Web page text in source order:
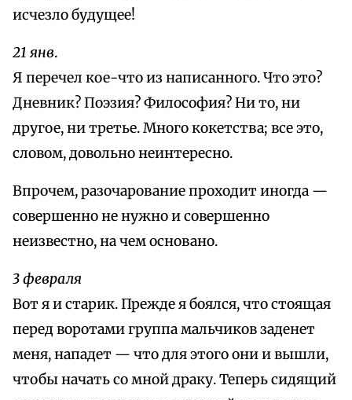
исчезло будущее!
21 янв.
Я перечел кое-что из написанного. Что это?
Дневник? Поэзия? Философия? Ни то, ни
другое, ни третье. Много кокетства; все это,
словом, довольно неинтересно.
Впрочем, разочарование проходит иногда —
совершенно не нужно и совершенно
неизвестно, на чем основано.
3 февраля
Вот я и старик. Прежде я боялся, что стоящая
перед воротами группа мальчиков заденет
меня, нападет — что для этого они и вышли,
чтобы начать со мной драку. Теперь сидящий